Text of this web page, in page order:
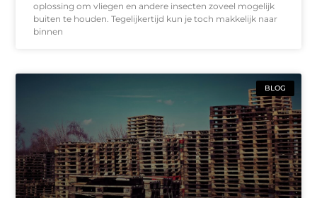
oplossing om vliegen en andere insecten zoveel mogelijk
buiten te houden. Tegelijkertijd kun je toch makkelijk naar
binnen
BLOG